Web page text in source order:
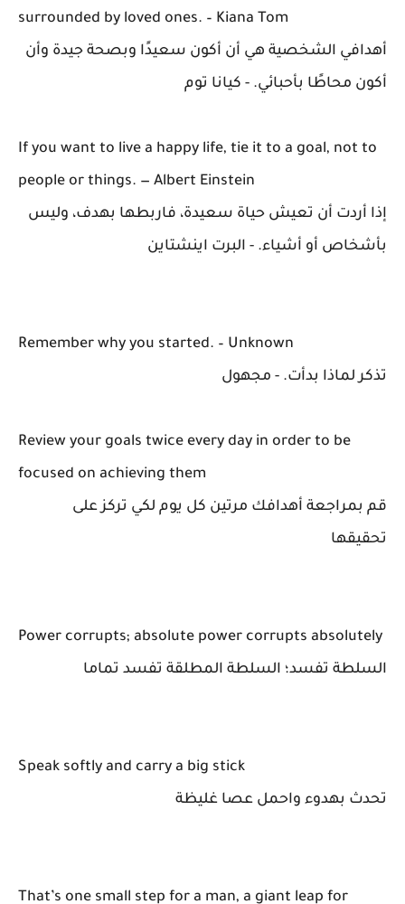
surrounded by loved ones. – Kiana Tom
أهدافي الشخصية هي أن أكون سعيدًا وبصحة جيدة وأن
أكون محاطًا بأحبائي. - كيانا توم
If you want to live a happy life, tie it to a goal, not to
people or things. — Albert Einstein
إذا أردت أن تعيش حياة سعيدة، فاربطها بهدف، وليس
بأشخاص أو أشياء. - البرت اينشتاين
Remember why you started. – Unknown
تذكر لماذا بدأت. - مجهول
Review your goals twice every day in order to be
focused on achieving them
قم بمراجعة أهدافك مرتين كل يوم لكي تركز على
تحقيقها
Power corrupts; absolute power corrupts absolutely
السلطة تفسد؛ السلطة المطلقة تفسد تماما
Speak softly and carry a big stick
تحدث بهدوء واحمل عصا غليظة
That’s one small step for a man, a giant leap for